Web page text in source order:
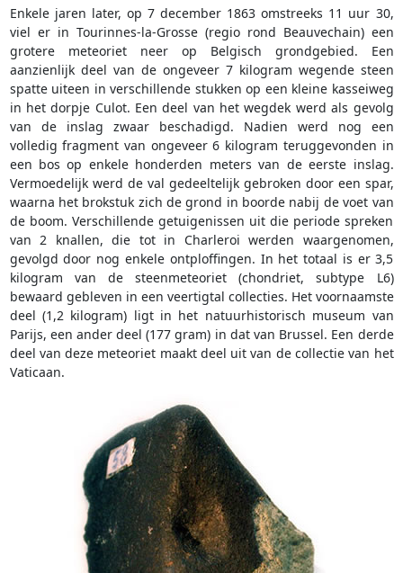
Enkele jaren later, op 7 december 1863 omstreeks 11 uur 30,
viel er in Tourinnes-la-Grosse (regio rond Beauvechain) een
grotere meteoriet neer op Belgisch grondgebied. Een
aanzienlijk deel van de ongeveer 7 kilogram wegende steen
spatte uiteen in verschillende stukken op een kleine kasseiweg
in het dorpje Culot. Een deel van het wegdek werd als gevolg
van de inslag zwaar beschadigd. Nadien werd nog een
volledig fragment van ongeveer 6 kilogram teruggevonden in
een bos op enkele honderden meters van de eerste inslag.
Vermoedelijk werd de val gedeeltelijk gebroken door een spar,
waarna het brokstuk zich de grond in boorde nabij de voet van
de boom. Verschillende getuigenissen uit die periode spreken
van 2 knallen, die tot in Charleroi werden waargenomen,
gevolgd door nog enkele ontploffingen. In het totaal is er 3,5
kilogram van de steenmeteoriet (chondriet, subtype L6)
bewaard gebleven in een veertigtal collecties. Het voornaamste
deel (1,2 kilogram) ligt in het natuurhistorisch museum van
Parijs, een ander deel (177 gram) in dat van Brussel. Een derde
deel van deze meteoriet maakt deel uit van de collectie van het
Vaticaan.